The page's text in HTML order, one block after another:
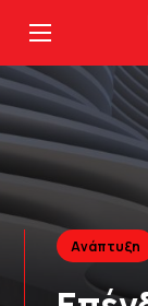
Ανάπτυξη